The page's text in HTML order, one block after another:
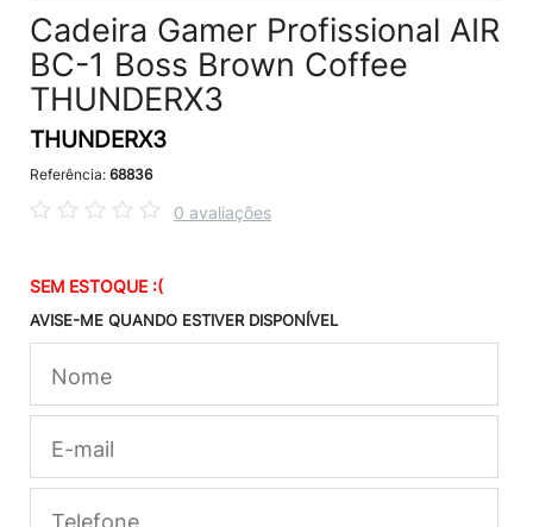
Cadeira Gamer Profissional AIR
BC-1 Boss Brown Coffee
THUNDERX3
THUNDERX3
Referência: 68836
0 avaliações
SEM ESTOQUE :(
AVISE-ME QUANDO ESTIVER DISPONÍVEL